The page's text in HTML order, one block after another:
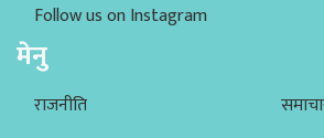
Follow us on Instagram
मेनु
राजनीति